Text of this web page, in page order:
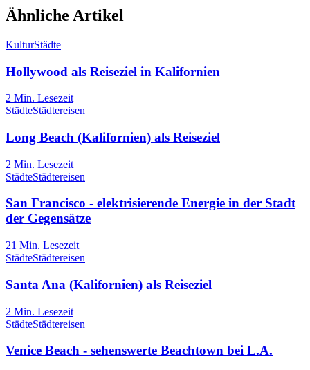
Ähnliche Artikel
KulturStädte
Hollywood als Reiseziel in Kalifornien
2 Min. Lesezeit
StädteStädtereisen
Long Beach (Kalifornien) als Reiseziel
2 Min. Lesezeit
StädteStädtereisen
San Francisco - elektrisierende Energie in der Stadt
der Gegensätze
21 Min. Lesezeit
StädteStädtereisen
Santa Ana (Kalifornien) als Reiseziel
2 Min. Lesezeit
StädteStädtereisen
Venice Beach - sehenswerte Beachtown bei L.A.